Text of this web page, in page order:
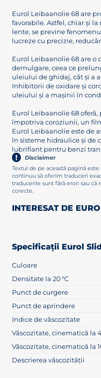
Eurol Leibaanolie 68 are
favorabile. Astfel, chiar și
lente, se previne
lucreze cu precizie,
Eurol Leibaanolie 68 are o
demulgare, ceea ce
uleiului de ghidaj, cât și a
Inhibitorii de oxidare și
uleiului și a mașinii în
Eurol Leibaanolie 68
împotriva coroziunii, un
Eurol Leibaanolie este de
în sisteme hidraulice și de
lubrifiant pentru benzi
Disclaimer
Textul de pe această pagină
continuu să oferim traduceri
traducerile sunt fără erori sau
corecte.
INTERESAT DE
Specificații Eurol
Culoare
Densitate la 20 °C
Punct de curgere
Punct de aprindere
Indice de vâscozitate
Vâscozitate, cinematică la
Vâscozitate, cinematică la
Descrierea vâscozității